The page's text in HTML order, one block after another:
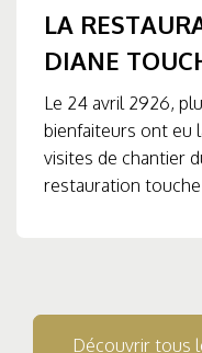
LA
DIANE
Le 24 avril 2926,
bienfaiteurs ont eu
visites de chantier
restauration touche
Découvrir tous